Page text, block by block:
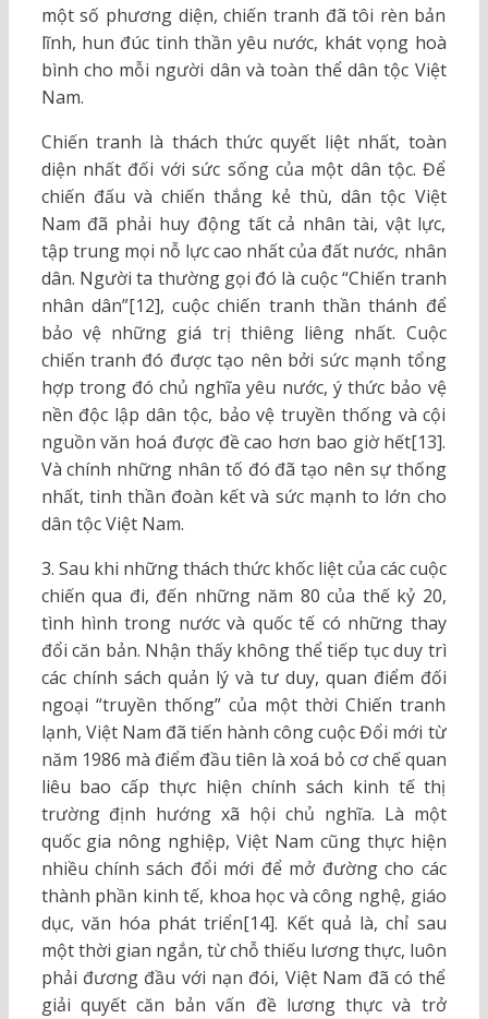
một số phương diện, chiến tranh đã tôi rèn bản
lĩnh, hun đúc tinh thần yêu nước, khát vọng hoà
bình cho mỗi người dân và toàn thể dân tộc Việt
Nam.
Chiến tranh là thách thức quyết liệt nhất, toàn
diện nhất đối với sức sống của một dân tộc. Để
chiến đấu và chiến thắng kẻ thù, dân tộc Việt
Nam đã phải huy động tất cả nhân tài, vật lực,
tập trung mọi nỗ lực cao nhất của đất nước, nhân
dân. Người ta thường gọi đó là cuộc “Chiến tranh
nhân dân”[12], cuộc chiến tranh thần thánh để
bảo vệ những giá trị thiêng liêng nhất. Cuộc
chiến tranh đó được tạo nên bởi sức mạnh tổng
hợp trong đó chủ nghĩa yêu nước, ý thức bảo vệ
nền độc lập dân tộc, bảo vệ truyền thống và cội
nguồn văn hoá được đề cao hơn bao giờ hết[13].
Và chính những nhân tố đó đã tạo nên sự thống
nhất, tinh thần đoàn kết và sức mạnh to lớn cho
dân tộc Việt Nam.
3. Sau khi những thách thức khốc liệt của các cuộc
chiến qua đi, đến những năm 80 của thế kỷ 20,
tình hình trong nước và quốc tế có những thay
đổi căn bản. Nhận thấy không thể tiếp tục duy trì
các chính sách quản lý và tư duy, quan điểm đối
ngoại “truyền thống” của một thời Chiến tranh
lạnh, Việt Nam đã tiến hành công cuộc Đổi mới từ
năm 1986 mà điểm đầu tiên là xoá bỏ cơ chế quan
liêu bao cấp thực hiện chính sách kinh tế thị
trường định hướng xã hội chủ nghĩa. Là một
quốc gia nông nghiệp, Việt Nam cũng thực hiện
nhiều chính sách đổi mới để mở đường cho các
thành phần kinh tế, khoa học và công nghệ, giáo
dục, văn hóa phát triển[14]. Kết quả là, chỉ sau
một thời gian ngắn, từ chỗ thiếu lương thực, luôn
phải đương đầu với nạn đói, Việt Nam đã có thể
giải quyết căn bản vấn đề lương thực và trở